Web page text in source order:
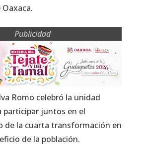
Publicidad
Romo celebró la unidad
participar juntos en el
de la cuarta transformación en
de la población.